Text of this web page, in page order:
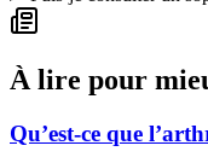
À lire pour
Qu’est-ce que